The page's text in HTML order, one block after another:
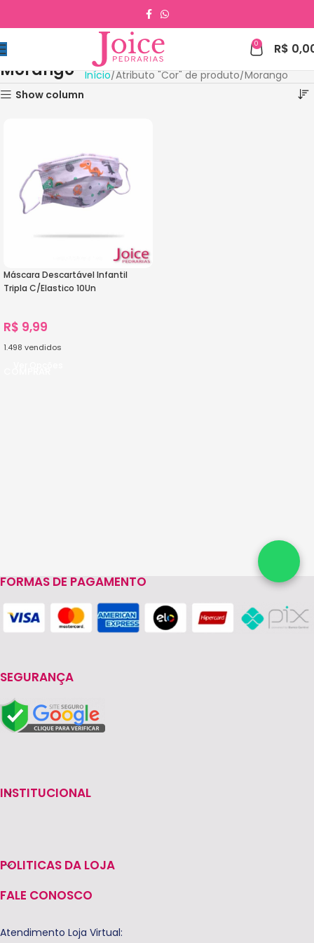
0 R$
Morango Início Atributo "Cor" de produto Morango
Show column
Máscara Descartável Infantil
Tripla C/Elastico 10Un
R$ 9,99
1.498 vendidos
FORMAS DE PAGAMENTO
SEGURANÇA
INSTITUCIONAL
POLITICAS DA LOJA
FALE CONOSCO
Atendimento Loja Virtual: